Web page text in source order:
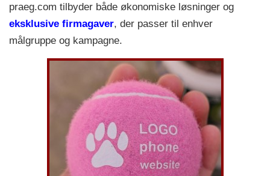
praeg.com tilbyder både økonomiske løsninger og
eksklusive firmagaver, der passer til enhver
målgruppe og kampagne.